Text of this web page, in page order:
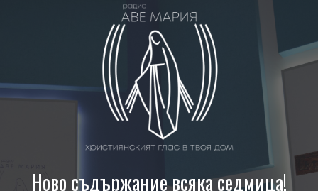
Ново съдържание всяка седмица!